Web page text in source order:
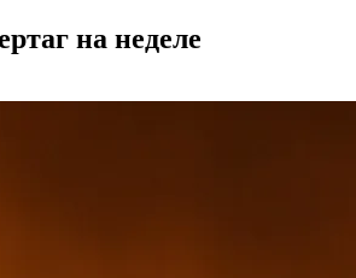
на неделе